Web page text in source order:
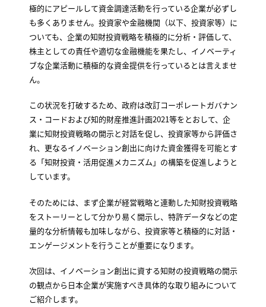
極的にアピールして資金調達活動を行っている企業が必ずし
も多くありません。投資家や金融機関（以下、投資家等）に
ついても、企業の知財投資戦略を積極的に分析・評価して、
株主としての責任や適切な金融機能を果たし、イノベーティ
ブな企業活動に積極的な資金提供を行っているとは言えませ
ん。
この状況を打破するため、政府は改訂コーポレートガバナン
ス・コードおよび知的財産推進計画2021等をとおして、企
業に知財投資戦略の開示と対話を促し、投資家等から評価さ
れ、更なるイノベーション創出に向けた資金獲得を可能とす
る「知財投資・活用促進メカニズム」の構築を促進しようと
しています。
そのためには、まず企業が経営戦略と連動した知財投資戦略
をストーリーとして分かり易く開示し、特許データなどの定
量的な分析情報も加味しながら、投資家等と積極的に対話・
エンゲージメントを行うことが重要になります。
次回は、イノベーション創出に資する知財の投資戦略の開示
の観点から日本企業が実施すべき具体的な取り組みについて
ご紹介します。